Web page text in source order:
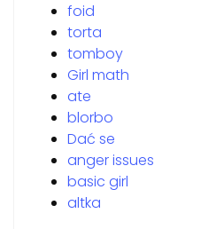
foid
torta
tomboy
Girl math
ate
blorbo
Dać se
anger issues
basic girl
altka